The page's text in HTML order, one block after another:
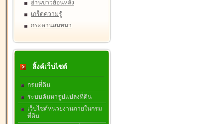
อ่านข่าวย้อนหลัง
เกร็ดความรู้
กระดานสนทนา
ลิ้งค์เว็บไซต์
กรมที่ดิน
ระบบค้นหารูปแปลงที่ดิน
เว็บไซต์หน่วยงานภายในกรม
ที่ดิน